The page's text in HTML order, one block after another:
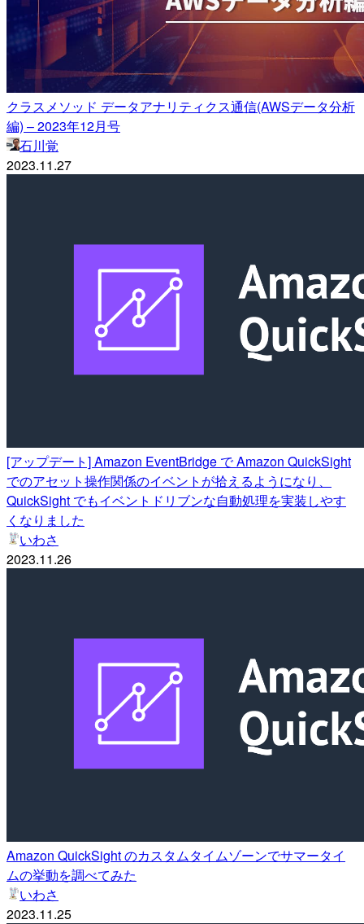
クラスメソッド データアナリティクス通信(AWSデータ分析
編) – 2023年12月号
石川覚
2023.11.27
[アップデート] Amazon EventBridge で Amazon QuickSight
でのアセット操作関係のイベントが拾えるようになり、
QuickSight でもイベントドリブンな自動処理を実装しやす
くなりました
いわさ
2023.11.26
Amazon QuickSight のカスタムタイムゾーンでサマータイ
ムの挙動を調べてみた
いわさ
2023.11.25